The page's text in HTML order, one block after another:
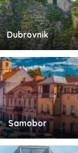
Dubrovnik
Samobor